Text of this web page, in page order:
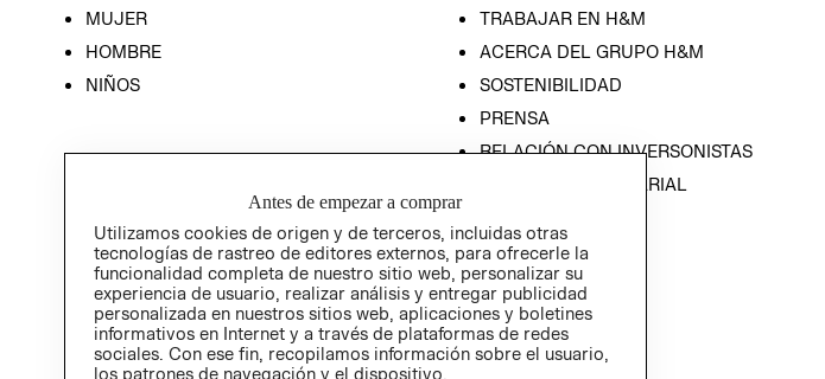
MUJER
HOMBRE
NIÑOS
TRABAJAR EN H&M
ACERCA DEL GRUPO H&M
SOSTENIBILIDAD
PRENSA
RELACIÓN CON INVERSONISTAS
POLÍTICA EMPRESARIAL
Antes de empezar a comprar
Utilizamos cookies de origen y de terceros, incluidas otras
tecnologías de rastreo de editores externos, para ofrecerle la
funcionalidad completa de nuestro sitio web, personalizar su
experiencia de usuario, realizar análisis y entregar publicidad
personalizada en nuestros sitios web, aplicaciones y boletines
informativos en Internet y a través de plataformas de redes
sociales. Con ese fin, recopilamos información sobre el usuario,
los patrones de navegación y el dispositivo.